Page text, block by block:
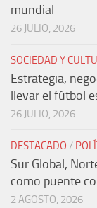
mundial
26 JULIO, 2026
SOCIEDAD Y
Estrategia,
llevar el fútbol
26 JULIO, 2026
DESTACADO /
Sur Global,
como puente
2 AGOSTO, 2026